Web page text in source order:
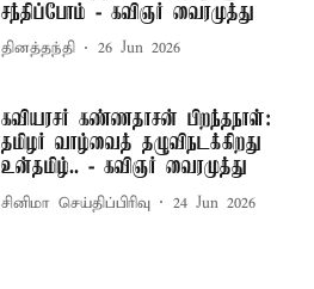
சந்திப்போம் - கவிஞர் வைரமுத்து
தினத்தந்தி 26 Jun 2026
கவியரசர் கண்ணதாசன் பிறந்தநாள்:
தமிழர் வாழ்வைத் தழுவிநடக்கிறது
உன்தமிழ்.. - கவிஞர் வைரமுத்து
சினிமா செய்திப்பிரிவு 24 Jun 2026